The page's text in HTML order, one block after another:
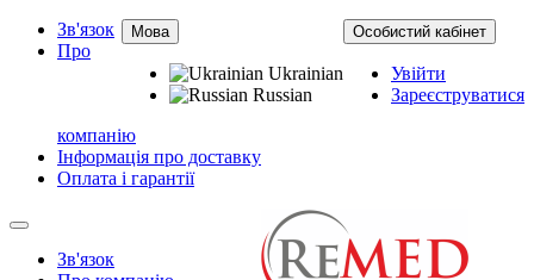
Особистий кабінет
Увійти
Зареєструватися
Мова
Ukrainian
Russian
Зв'язок
Про
компанію
Інформація про доставку
Оплата і гарантії
Зв'язок